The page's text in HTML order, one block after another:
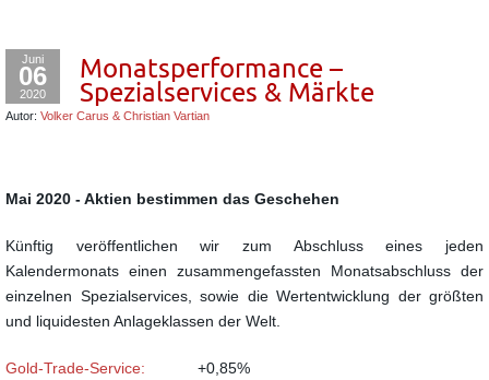
Juni
06
2020
Monatsperformance –
Spezialservices & Märkte
Autor: Volker Carus & Christian Vartian
Mai 2020 - Aktien bestimmen das Geschehen
Künftig veröffentlichen wir zum Abschluss eines jeden
Kalendermonats einen zusammengefassten Monatsabschluss der
einzelnen Spezialservices, sowie die Wertentwicklung der größten
und liquidesten Anlageklassen der Welt.
Gold-Trade-Service: +0,85%